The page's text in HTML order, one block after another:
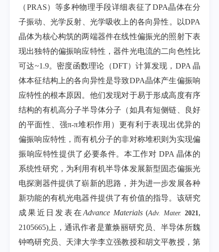
（PRAS）等多种物理手段详细表征了DPA晶体在分
子振动、光学反射、光学吸收上的各向异性。以DPA
晶体为核心构筑的两端器件在线性偏振光的照射下表
现出独特的偏振响应特性，器件光电流的二向色性比
可达~1.9。密度函数理论（DFT）计算发现， DPA晶
体本征结构上的各向异性是导致DPA晶体产生偏振响
应特性的根本原因。他们发现对于易于形成高度有序
结构的有机高分子半导体分子（如具有短侧链、良好
的平面性、强π-π堆积作用）更有利于表现出优异的
偏振响应特性，而有机分子的非对称堆积则为实现偏
振响应特性提供了必要条件。本工作对DPA 晶体的
系统性研究，为利用有机半导体发展新型固态偏振光
电探测器件提供了崭新的思路，并为进一步发展各种
新功能的有机光电器件提供了有价值的指导。该研究
成果近日发表在 Advance Materials(Adv. Mater. 2021,
2105665) 上，通讯作者是董焕丽研究员、半导体所魏
钟鸣研究员、天津大学李立强教授和胡文平教授，第